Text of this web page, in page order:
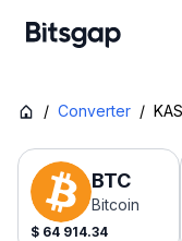
/ Converter / KAS
BTC
Bitcoin
$ 64 914.34